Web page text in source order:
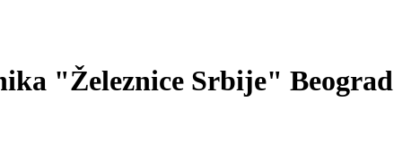
"Železnice Srbije" Beograd